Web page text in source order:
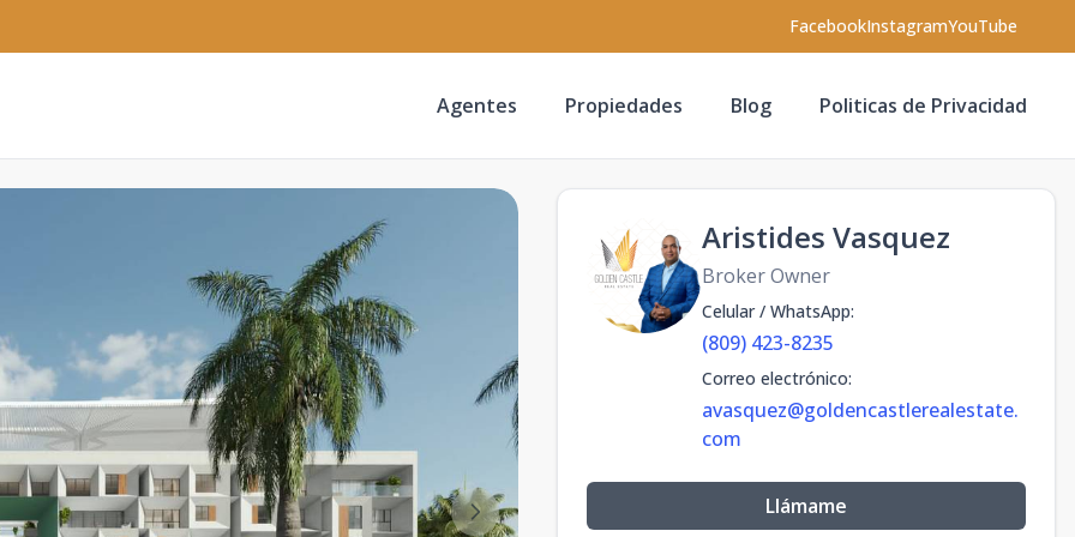
FacebookInstagramYouTube
Agentes Propiedades Blog Politicas de Privacidad
Aristides Vasquez
Broker Owner
Celular / WhatsApp:
(809) 423-8235
Correo electrónico:
avasquez@goldencastlerealestate.
com
Llámame